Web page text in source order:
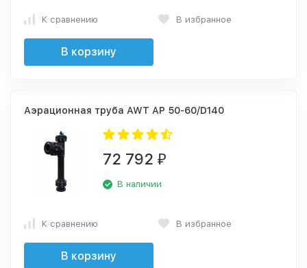
К сравнению В избранное
В корзину
Аэрационная труба AWT AP 50-60/D140
72 792 ₽
В наличии
К сравнению В избранное
В корзину